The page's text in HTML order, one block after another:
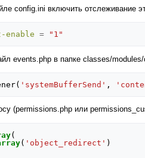
config.ini включить отслеживание
enable = "1"
events.php в папке classes/
( 'systemBufferSend' ,
(permissions.php или
(
( 'object_redirect' )